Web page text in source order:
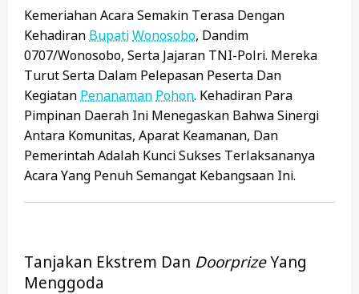
Kemeriahan Acara Semakin Terasa Dengan
Kehadiran BupatiWonosobo, Dandim
0707/Wonosobo, Serta Jajaran TNI-Polri. Mereka
Turut Serta Dalam Pelepasan Peserta Dan
Kegiatan Penanaman Pohon. Kehadiran Para
Pimpinan Daerah Ini Menegaskan Bahwa Sinergi
Antara Komunitas, Aparat Keamanan, Dan
Pemerintah Adalah Kunci Sukses Terlaksananya
Acara Yang Penuh Semangat Kebangsaan Ini.
Tanjakan Ekstrem Dan DoorprizeYang
Menggoda